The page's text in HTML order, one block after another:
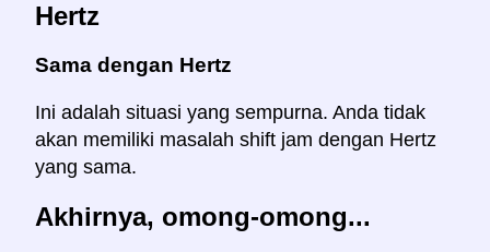
Hertz
Sama dengan Hertz
Ini adalah situasi yang sempurna. Anda tidak
akan memiliki masalah shift jam dengan Hertz
yang sama.
Akhirnya, omong-omong...